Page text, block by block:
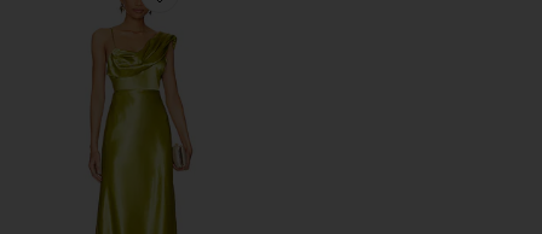
Favorite ANTONIA ガウン